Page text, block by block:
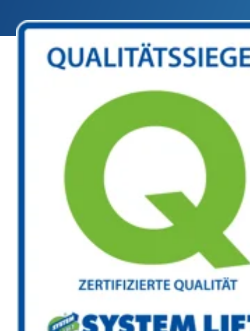
Ihr 360° Lösungsprofi für
Höhenzugangstechnik mit mehr als
35 Jahren Erfahrung.